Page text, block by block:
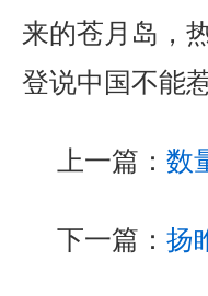
来的苍月岛，
登说中国不能
上一篇： 数
下一篇： 扬